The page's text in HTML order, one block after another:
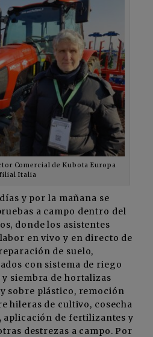
Comercial de Kubota Europa
filial Italia
y por la mañana se
a campo dentro del
donde los asistentes
en vivo y en directo de
de suelo,
con sistema de riego
siembra de hortalizas
sobre plástico, remoción
hileras de cultivo, cosecha
aplicación de fertilizantes y
destrezas a campo. Por